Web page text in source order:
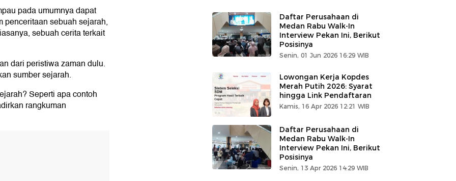
Fiksi-Nonfiksi
pada umumnya dapat
penceritaan sebuah sejarah,
sebuah cerita terkait
dari peristiwa zaman dulu.
sumber sejarah.
Seperti apa contoh
rangkuman
Daftar Perusahaan di
Medan Rabu Walk-In
Interview Pekan Ini, Berikut
Posisinya
Senin, 01 Jun 2026 16:29 WIB
Lowongan Kerja Kopdes
Merah Putih 2026: Syarat
hingga Link Pendaftaran
Kamis, 16 Apr 2026 12:21 WIB
Daftar Perusahaan di
Medan Rabu Walk-In
Interview Pekan Ini, Berikut
Posisinya
Senin, 13 Apr 2026 14:29 WIB